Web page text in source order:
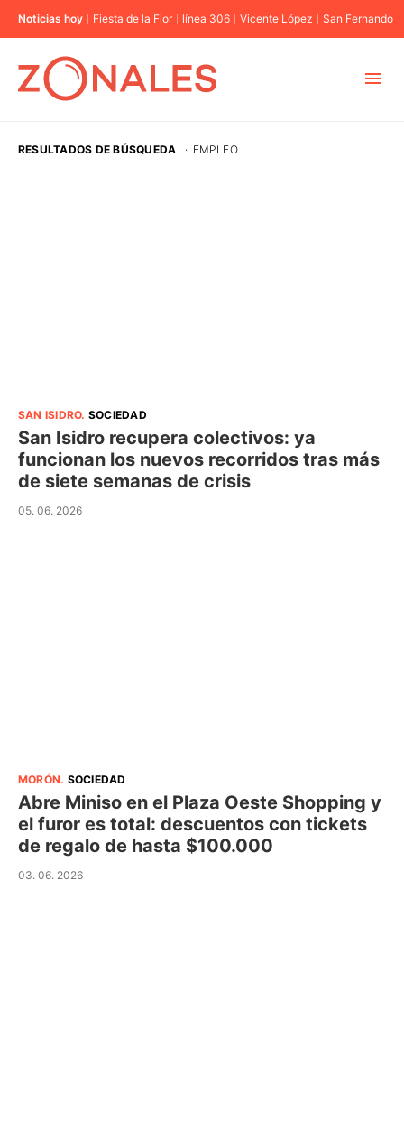
Noticias hoy Fiesta de la Flor línea 306 Vicente López San Fernando
RESULTADOS DE BÚSQUEDA · EMPLEO
SAN ISIDRO. SOCIEDAD
San Isidro recupera colectivos: ya
funcionan los nuevos recorridos tras más
de siete semanas de crisis
05. 06. 2026
MORÓN. SOCIEDAD
Abre Miniso en el Plaza Oeste Shopping y
el furor es total: descuentos con tickets
de regalo de hasta $100.000
03. 06. 2026